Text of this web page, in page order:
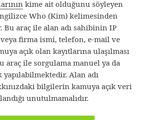
kime ait olduğunu söyleyen
Who (Kim) kelimesinden
Bu araç ile alan adı sahibinin IP
veya firma ismi, telefon, e-mail ve
açık olan kayıtlarına ulaşılması
araç ile sorgulama manuel ya da
Alan adı
bilgilerin kamuya açık veri
unutulmamalıdır.